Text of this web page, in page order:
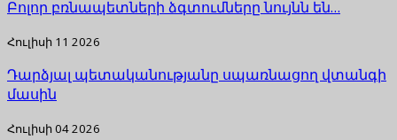
Բոլոր բռնապետների ձգտումները նույնն են…
Հուլիսի 11 2026
Դարձյալ պետականությանը սպառնացող վտանգի
մասին
Հուլիսի 04 2026